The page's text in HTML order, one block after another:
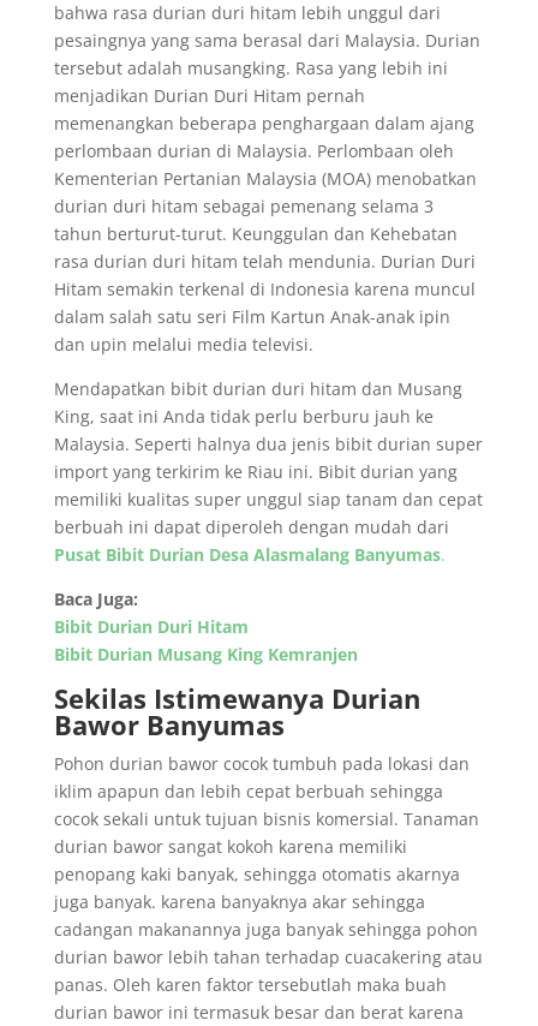
bahwa rasa durian duri hitam lebih unggul dari
pesaingnya yang sama berasal dari Malaysia. Durian
tersebut adalah musangking. Rasa yang lebih ini
menjadikan Durian Duri Hitam pernah
memenangkan beberapa penghargaan dalam ajang
perlombaan durian di Malaysia. Perlombaan oleh
Kementerian Pertanian Malaysia (MOA) menobatkan
durian duri hitam sebagai pemenang selama 3
tahun berturut-turut. Keunggulan dan Kehebatan
rasa durian duri hitam telah mendunia. Durian Duri
Hitam semakin terkenal di Indonesia karena muncul
dalam salah satu seri Film Kartun Anak-anak ipin
dan upin melalui media televisi.
Mendapatkan bibit durian duri hitam dan Musang
King, saat ini Anda tidak perlu berburu jauh ke
Malaysia. Seperti halnya dua jenis bibit durian super
import yang terkirim ke Riau ini. Bibit durian yang
memiliki kualitas super unggul siap tanam dan cepat
berbuah ini dapat diperoleh dengan mudah dari
Pusat Bibit Durian Desa Alasmalang Banyumas.
Baca Juga:
Bibit Durian Duri Hitam
Bibit Durian Musang King Kemranjen
Sekilas Istimewanya Durian
Bawor Banyumas
Pohon durian bawor cocok tumbuh pada lokasi dan
iklim apapun dan lebih cepat berbuah sehingga
cocok sekali untuk tujuan bisnis komersial. Tanaman
durian bawor sangat kokoh karena memiliki
penopang kaki banyak, sehingga otomatis akarnya
juga banyak. karena banyaknya akar sehingga
cadangan makanannya juga banyak sehingga pohon
durian bawor lebih tahan terhadap cuacakering atau
panas. Oleh karen faktor tersebutlah maka buah
durian bawor ini termasuk besar dan berat karena